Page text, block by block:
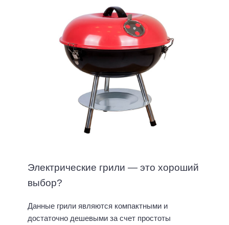
Электрические грили — это хороший
выбор?
Данные грили являются компактными и
достаточно дешевыми за счет простоты